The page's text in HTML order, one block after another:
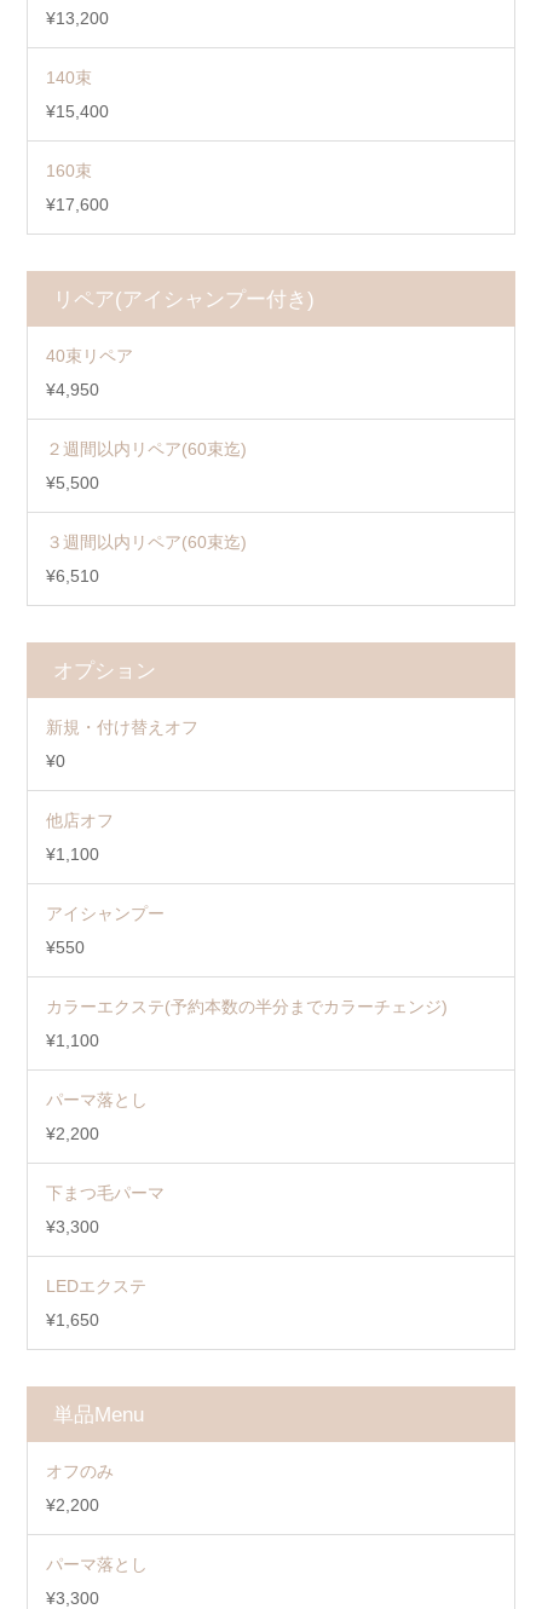
¥13,200
140束
¥15,400
160束
¥17,600
リペア(アイシャンプー付き)
40束リペア
¥4,950
２週間以内リペア(60束迄)
¥5,500
３週間以内リペア(60束迄)
¥6,510
オプション
新規・付け替えオフ
¥0
他店オフ
¥1,100
アイシャンプー
¥550
カラーエクステ(予約本数の半分までカラーチェンジ)
¥1,100
パーマ落とし
¥2,200
下まつ毛パーマ
¥3,300
LEDエクステ
¥1,650
単品Menu
オフのみ
¥2,200
パーマ落とし
¥3,300